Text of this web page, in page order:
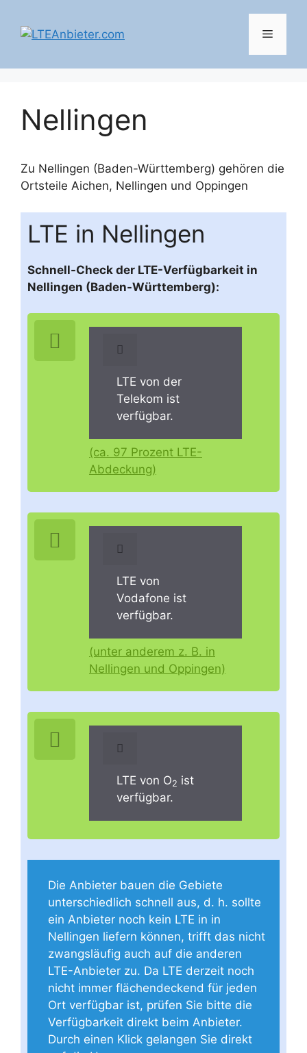
Inhalt
springen
Menü
Nellingen
Zu Nellingen (Baden-Württemberg) gehören die
Ortsteile Aichen, Nellingen und Oppingen
LTE in Nellingen
Schnell-Check der LTE-Verfügbarkeit in
Nellingen (Baden-Württemberg):
LTE von der
Telekom ist
verfügbar.
(ca. 97 Prozent LTE-
Abdeckung)
LTE von
Vodafone ist
verfügbar.
(unter anderem z. B. in
Nellingen und Oppingen)
LTE von O2 ist
verfügbar.
Die Anbieter bauen die Gebiete
unterschiedlich schnell aus, d. h. sollte
ein Anbieter noch kein LTE in in
Nellingen liefern können, trifft das nicht
zwangsläufig auch auf die anderen
LTE-Anbieter zu. Da LTE derzeit noch
nicht immer flächendeckend für jeden
Ort verfügbar ist, prüfen Sie bitte die
Verfügbarkeit direkt beim Anbieter.
Durch einen Klick gelangen Sie direkt